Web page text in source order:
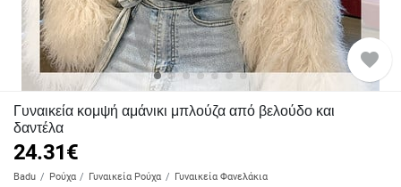
favorite
Γυναικεία κομψή αμάνικι μπλούζα από βελούδο και
δαντέλα
24.31€
Badu Ρούχα Γυναικεία Ρούχα Γυναικεία Φανελάκια